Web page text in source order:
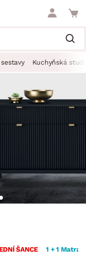
Kuchyňská
ŠANCE 1 + 1